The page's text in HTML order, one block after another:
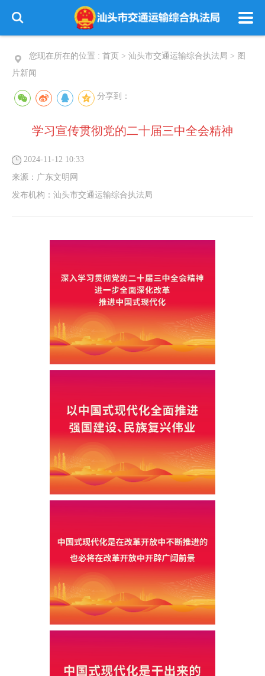
您现在所在的位置 : 首页 > 汕头市交通运输综合执法局 > 图
片新闻
分享到：
学习宣传贯彻党的二十届三中全会精神
2024-11-12 10:33
来源： 广东文明网
发布机构： 汕头市交通运输综合执法局